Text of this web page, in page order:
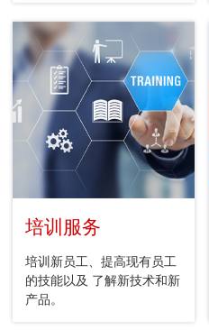
培训服务
培训新员工、提高现有员工
的技能以及 了解新技术和新
产品。